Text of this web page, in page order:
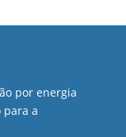
por energia
para a